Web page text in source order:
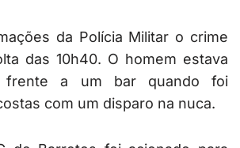
da Polícia Militar o crime
das 10h40. O homem estava
frente a um bar quando foi
com um disparo na nuca.